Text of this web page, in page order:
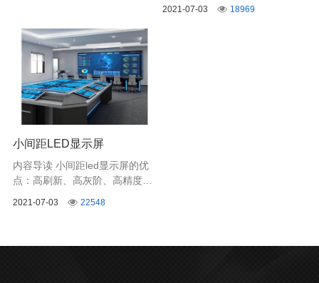
让您的广告更吸引人。
2021-07-03 18969
小间距LED显示屏
内容导读 小间距led显示屏的优
点：高刷新、高灰阶、高精度、
2021-07-03 22548